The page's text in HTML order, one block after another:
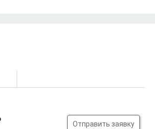
Отправить заявку